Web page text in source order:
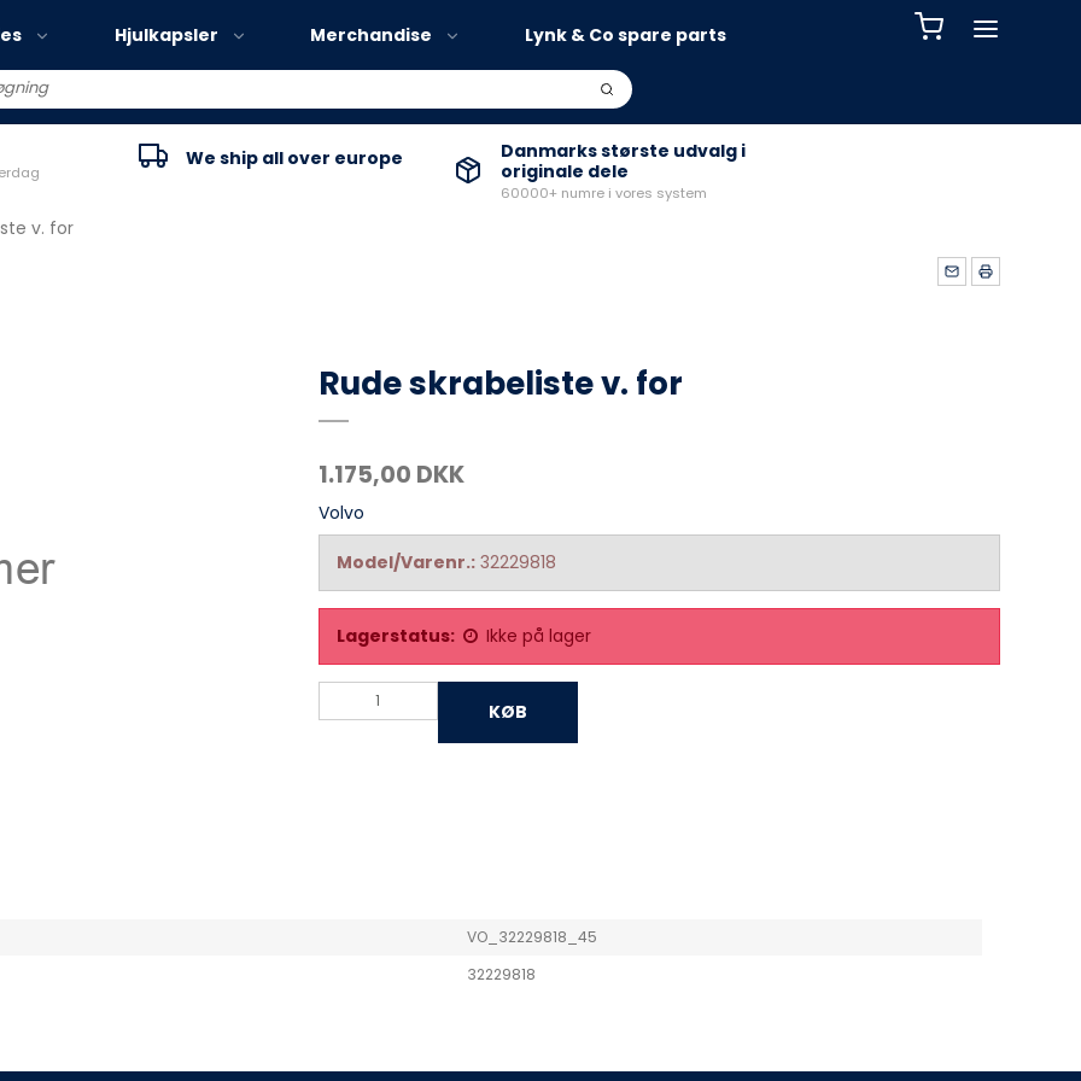
Volvo EX30
Volvo EC40
Hjulkapsler Merchandise Lynk & Co spare parts
We ship all over europe
Danmarks største udvalg i
originale dele
60000+ numre i vores system
v. for
Rude skrabeliste v. for
1.175,00 DKK
Volvo
Model/Varenr.: 32229818
Lagerstatus: Ikke på lager
KØB
VO_32229818_45
32229818